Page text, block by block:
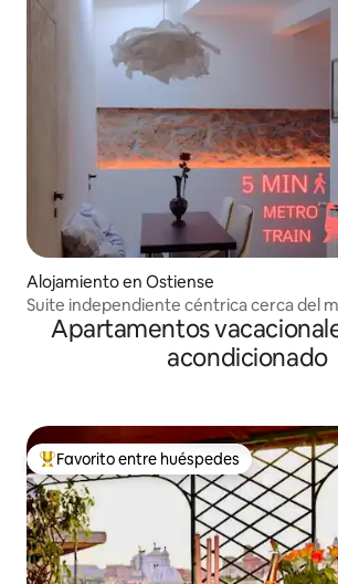
Alojamiento en Ostiense
Suite independiente céntrica cerca del
Apartamentos
acondicionado
Favorito entre huéspedes preferido
Favorito entre huéspedes